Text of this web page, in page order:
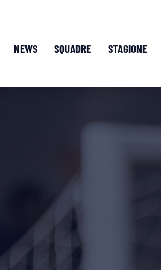
NEWS SQUADRE STAGIONE